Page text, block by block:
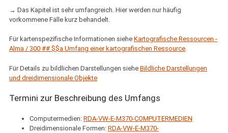
→ Das Kapitel ist sehr umfangreich. Hier werden nur häufig
vorkommene Fälle kurz behandelt.
Für kartenspezifische Informationen siehe Kartografische Ressourcen -
Alma / 300 ## $$a Umfang einer kartografischen Ressource.
Für Details zu bildlichen Darstellungen siehe Bildliche Darstellungen
und dreidimensionale Objekte
Termini zur Beschreibung des Umfangs
Computermedien: RDA-VW-E-M370-COMPUTERMEDIEN
Dreidimensionale Formen: RDA-VW-E-M370-